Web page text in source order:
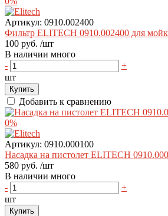
Артикул: 0910.002400
Фильтр ELITECH 0910.002400 для
100 руб. /шт
В наличии много
-
+
шт
Купить
Добавить к сравнению
0%
Артикул: 0910.000100
Насадка на пистолет ELITECH
580 руб. /шт
В наличии много
-
+
шт
Купить